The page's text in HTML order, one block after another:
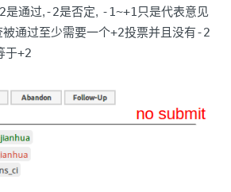
是通过,-2是否定, -1~+1只是代表意见
通过至少需要一个+2投票并且没有-2
于+2